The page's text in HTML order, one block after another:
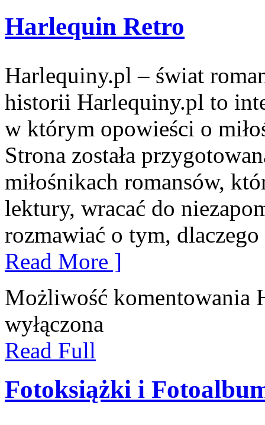
Harlequin Retro
Harlequiny.pl – świat
historii Harlequiny.pl to
w którym opowieści o
Strona została
miłośnikach romansów,
lektury, wracać do
rozmawiać o tym,
Read More ]
Możliwość komentowania
wyłączona
Read Full
Fotoksiążki i